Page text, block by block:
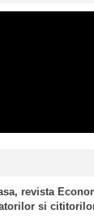
revista
si